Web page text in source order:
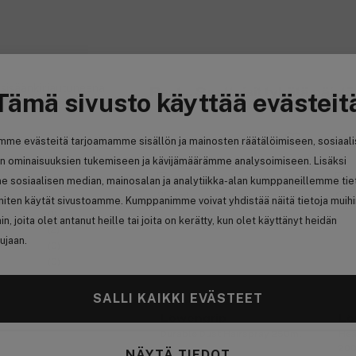
sivusto käyttää
evästeitä tarjoamamme sisällön ja mainosten räätälöimiseen,
ominaisuuksien tukemiseen ja kävijämäärämme analysoimiseen. Lisäksi
sosiaalisen median, mainosalan ja analytiikka-alan kumppaneillemme
käytät sivustoamme. Kumppanimme voivat yhdistää näitä tietoja
joita olet antanut heille tai joita on kerätty, kun olet käyttänyt heidän
SALLI KAIKKI EVÄSTEET
Psst... Saattaisit tykätä näistä
-15% -
(5)